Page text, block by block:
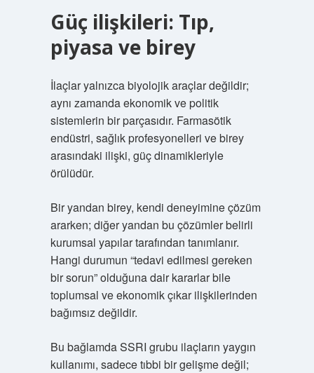
Güç ilişkileri: Tıp,
piyasa ve birey
İlaçlar yalnızca biyolojik araçlar değildir;
aynı zamanda ekonomik ve politik
sistemlerin bir parçasıdır. Farmasötik
endüstri, sağlık profesyonelleri ve birey
arasındaki ilişki, güç dinamikleriyle
örülüdür.
Bir yandan birey, kendi deneyimine çözüm
ararken; diğer yandan bu çözümler belirli
kurumsal yapılar tarafından tanımlanır.
Hangi durumun “tedavi edilmesi gereken
bir sorun” olduğuna dair kararlar bile
toplumsal ve ekonomik çıkar ilişkilerinden
bağımsız değildir.
Bu bağlamda SSRI grubu ilaçların yaygın
kullanımı, sadece tıbbi bir gelişme değil;